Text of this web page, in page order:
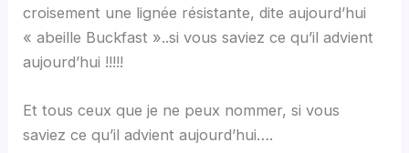
croisement une lignée résistante, dite aujourd’hui
« abeille Buckfast »..si vous saviez ce qu’il advient
aujourd’hui !!!!!
Et tous ceux que je ne peux nommer, si vous
saviez ce qu’il advient aujourd’hui….